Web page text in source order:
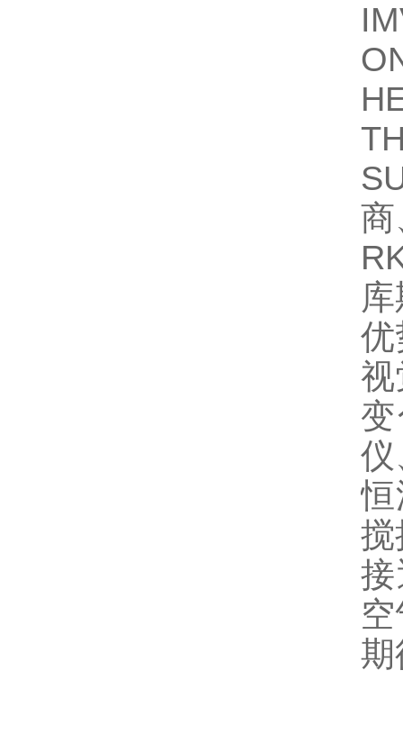
商
优
视
仪
搅
期